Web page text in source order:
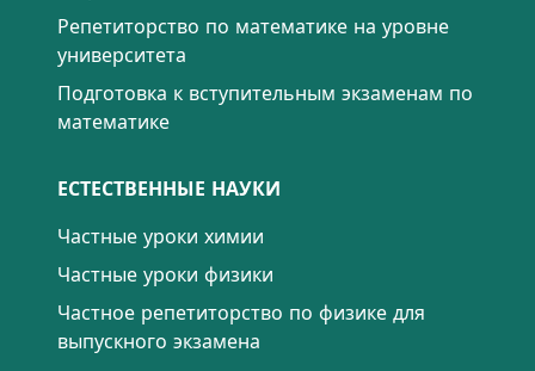
Репетиторство по математике на уровне
университета
Подготовка к вступительным экзаменам по
математике
ЕСТЕСТВЕННЫЕ НАУКИ
Частные уроки химии
Частные уроки физики
Частное репетиторство по физике для
выпускного экзамена